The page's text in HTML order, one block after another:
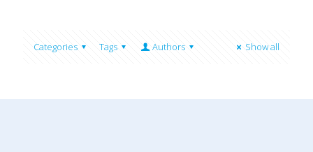
Categories Tags Authors Show all